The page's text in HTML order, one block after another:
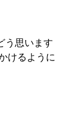
う思います
けるように